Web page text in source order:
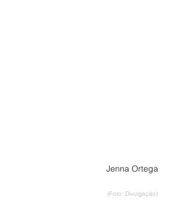
Jenna Ortega
(Foto: Divulgação)